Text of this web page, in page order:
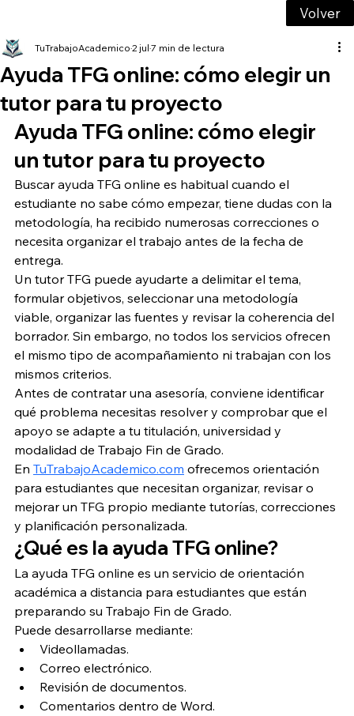
Volver
Ayuda TFG online: cómo elegir un
tutor para tu proyecto
TuTrabajoAcademico 2 jul 7 min de lectura
Ayuda TFG online: cómo elegir
un tutor para tu proyecto
Buscar ayuda TFG online es habitual cuando el
estudiante no sabe cómo empezar, tiene dudas con la
metodología, ha recibido numerosas correcciones o
necesita organizar el trabajo antes de la fecha de
entrega.
Un tutor TFG puede ayudarte a delimitar el tema,
formular objetivos, seleccionar una metodología
viable, organizar las fuentes y revisar la coherencia del
borrador. Sin embargo, no todos los servicios ofrecen
el mismo tipo de acompañamiento ni trabajan con los
mismos criterios.
Antes de contratar una asesoría, conviene identificar
qué problema necesitas resolver y comprobar que el
apoyo se adapte a tu titulación, universidad y
modalidad de Trabajo Fin de Grado.
En TuTrabajoAcademico.com ofrecemos orientación
para estudiantes que necesitan organizar, revisar o
mejorar un TFG propio mediante tutorías, correcciones
y planificación personalizada.
¿Qué es la ayuda TFG online?
La ayuda TFG online es un servicio de orientación
académica a distancia para estudiantes que están
preparando su Trabajo Fin de Grado.
Puede desarrollarse mediante:
Videollamadas.
Correo electrónico.
Revisión de documentos.
Comentarios dentro de Word.